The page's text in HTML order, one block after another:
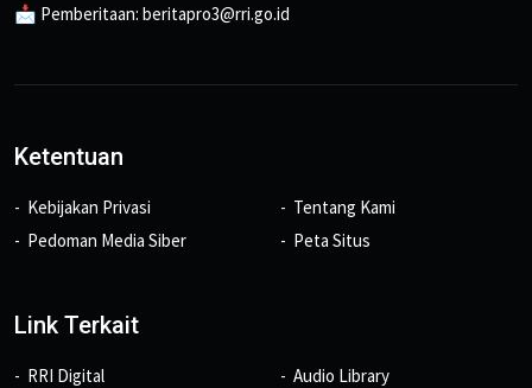
📩 Pemberitaan: beritapro3@rri.go.id
Ketentuan
Kebijakan Privasi
Pedoman Media Siber
Tentang Kami
Peta Situs
Link Terkait
RRI Digital
Audio Library